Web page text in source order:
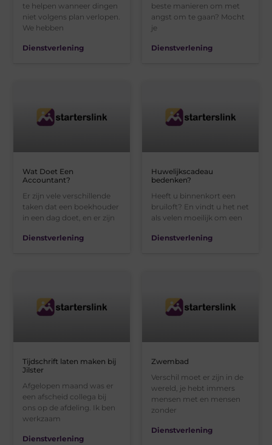
te helpen wanneer dingen
niet volgens plan verlopen.
We hebben
Dienstverlening
beste manieren om met
angst om te gaan? Mocht
je
Dienstverlening
Wat Doet Een
Accountant?
Er zijn vele verschillende
taken dat een boekhouder
in een dag doet, en er zijn
Dienstverlening
Huwelijkscadeau
bedenken?
Heeft u binnenkort een
bruiloft? En vindt u het net
als velen moeilijk om een
Dienstverlening
Tijdschrift laten maken bij
Jilster
Afgelopen maand was er
een afscheid collega bij
ons op de afdeling. Ik ben
werkzaam
Dienstverlening
Zwembad
Verschil moet er zijn in de
wereld, je hebt immers
mensen met en mensen
zonder
Dienstverlening